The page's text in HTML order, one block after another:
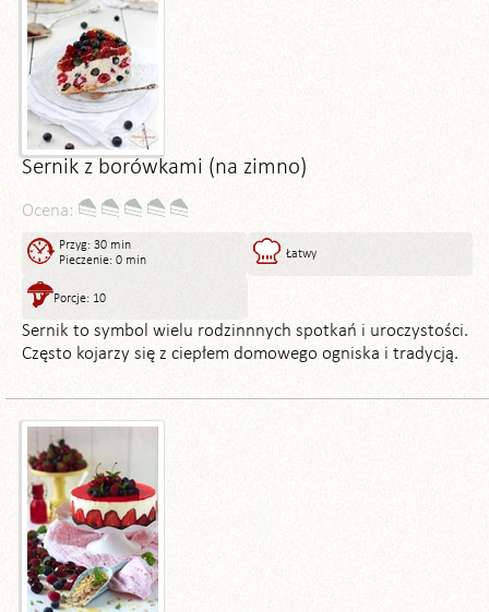
Sernik z borówkami (na zimno)
Ocena:
Przyg: 30 min
Pieczenie: 0 min
Łatwy
Porcje: 10
Sernik to symbol wielu rodzinnnych spotkań i uroczystości.
Często kojarzy się z ciepłem domowego ogniska i tradycją.